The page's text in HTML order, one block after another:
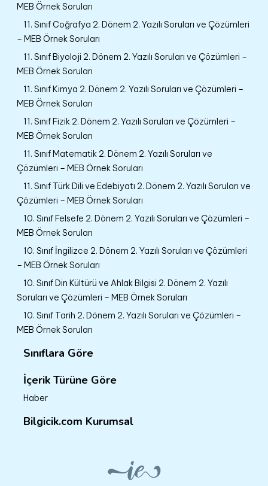
MEB Örnek Soruları
11. Sınıf Coğrafya 2. Dönem 2. Yazılı Soruları ve Çözümleri
– MEB Örnek Soruları
11. Sınıf Biyoloji 2. Dönem 2. Yazılı Soruları ve Çözümleri –
MEB Örnek Soruları
11. Sınıf Kimya 2. Dönem 2. Yazılı Soruları ve Çözümleri –
MEB Örnek Soruları
11. Sınıf Fizik 2. Dönem 2. Yazılı Soruları ve Çözümleri –
MEB Örnek Soruları
11. Sınıf Matematik 2. Dönem 2. Yazılı Soruları ve
Çözümleri – MEB Örnek Soruları
11. Sınıf Türk Dili ve Edebiyatı 2. Dönem 2. Yazılı Soruları ve
Çözümleri – MEB Örnek Soruları
10. Sınıf Felsefe 2. Dönem 2. Yazılı Soruları ve Çözümleri –
MEB Örnek Soruları
10. Sınıf İngilizce 2. Dönem 2. Yazılı Soruları ve Çözümleri
– MEB Örnek Soruları
10. Sınıf Din Kültürü ve Ahlak Bilgisi 2. Dönem 2. Yazılı
Soruları ve Çözümleri – MEB Örnek Soruları
10. Sınıf Tarih 2. Dönem 2. Yazılı Soruları ve Çözümleri –
MEB Örnek Soruları
Sınıflara Göre
İçerik Türüne Göre
Haber
Bilgicik.com Kurumsal